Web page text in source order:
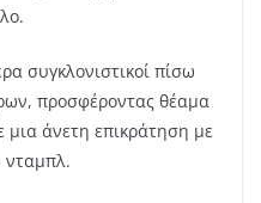
συγκλονιστικοί πίσω
προσφέροντας θέαμα
μια άνετη επικράτηση με
νταμπλ.